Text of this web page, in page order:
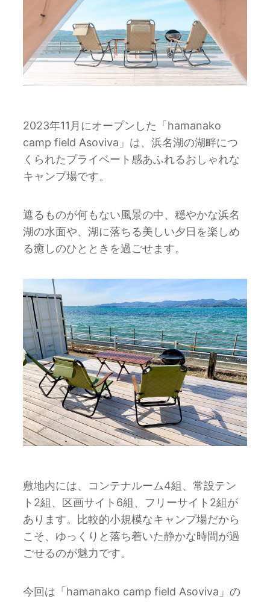
2023年11月にオープンした「hamanako
camp field Asoviva」は、浜名湖の湖畔につ
くられたプライベート感あふれるおしゃれな
キャンプ場です。
遮るものが何もない風景の中、穏やかな浜名
湖の水面や、湖に落ちる美しい夕日を楽しめ
る癒しのひとときを過ごせます。
敷地内には、コンテナルーム4組、常設テン
ト2組、区画サイト6組、フリーサイト2組が
あります。比較的小規模なキャンプ場だから
こそ、ゆっくりと落ち着いた静かな時間が過
ごせるのが魅力です。
今回は「hamanako camp field Asoviva」の